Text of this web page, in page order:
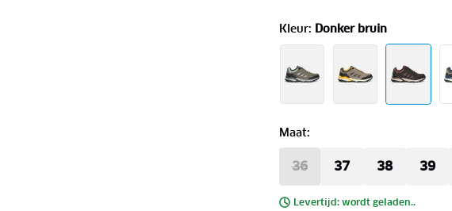
Kleur: Donker bruin
Maat:
36 37 38 39
Levertijd: wordt geladen..